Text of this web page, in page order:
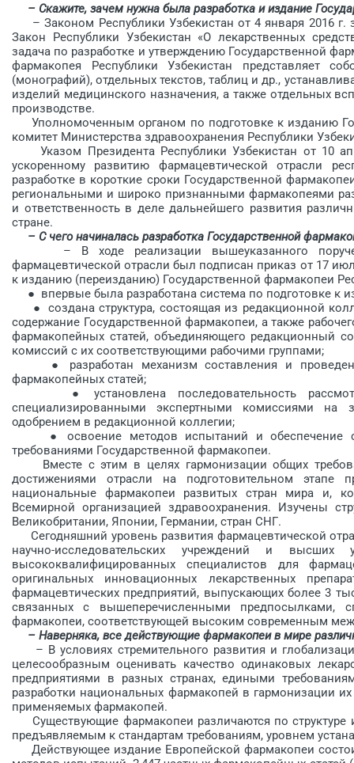
– Скажите, зачем нужна была разработка и издание
– Законом Республики Узбекистан от 4 января 2016
Закон Республики Узбекистан «О лекарственных
задача по разработке и утверждению Государственной
фармакопея Респуб­лики Узбекистан представляет
(монографий), отдельных текстов, таблиц и др.,
изделий медицинского назначения, а также отдельных
производстве.
Уполномоченным органом по подготовке к изданию
комитет Министерства здравоохранения Республики
Указом Президента Республики Узбекистан от 10
ускоренному развитию фармацевтической отрасли
разработке в короткие сроки Государственной
региональными и широко признанными фармакопеями
и ответственность в деле дальнейшего развития
стране.
– С чего начиналась разработка Государственной
– В ходе реализации вышеуказанного
фармацевтической отрасли был подписан приказ от 17
к изданию (переизданию) Государственной фармакопеи
● впервые была разработана система по подготовке к
● создана структура, состоящая из редакционной
содержание Государственной фармакопеи, а также
фармакопейных статей, объединяющего редакционный
комиссий с их соответствующими рабочими группами;
● разработан механизм составления и
фармакопейных статей;
● установлена последовательность
специализированными экспертными комиссиями на
одобрением в редакционной коллегии;
● освоение методов испытаний и обеспечение
требованиями Государственной фармакопеи.
Вместе с этим в целях гармонизации общих
достижениями отрасли на подготовительном этапе
национальные фармакопеи развитых стран мира и,
Всемирной организацией здравоохранения. Изучены
Великобритании, Японии, Германии, стран СНГ.
Сегодняшний уровень развития фармацевтической
научно-исследовательских учреждений и высших
высококвалифицированных специалистов для
оригинальных инновационных лекарственных
фармацевтических предприятий, выпускающих более 3
связанных с вышеперечисленными предпосылками,
фармакопеи, соответствующей высоким современным
– Наверняка, все действующие фармакопеи в мире
– В условиях стремительного развития и
целесообразным оценивать ка­чество одинаковых
предприятиями в разных странах, едиными
разработки национальных фармакопей в гармонизации
применяемых фармакопей.
Существующие фармакопеи различаются по структуре
предъявляемым к стандартам требованиям, уровнем
Действующее издание Европейской фармакопеи